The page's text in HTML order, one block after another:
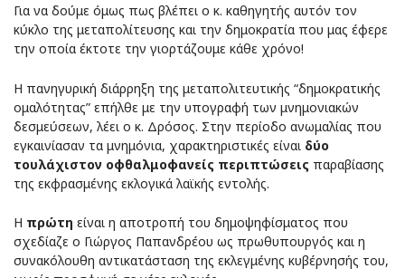
Για να δούμε όμως πως βλέπει ο κ. καθηγητής αυτόν τον
κύκλο της μεταπολίτευσης και την δημοκρατία που μας έφερε
την οποία έκτοτε την γιορτάζουμε κάθε χρόνο!
Η πανηγυρική διάρρηξη της μεταπολιτευτικής “δημοκρατικής
ομαλότητας” επήλθε με την υπογραφή των μνημονιακών
δεσμεύσεων, λέει ο κ. Δρόσος. Στην περίοδο ανωμαλίας που
εγκαινίασαν τα μνημόνια, χαρακτηριστικές είναι δύο
τουλάχιστον οφθαλμοφανείς περιπτώσεις παραβίασης
της εκφρασμένης εκλογικά λαϊκής εντολής.
Η πρώτη είναι η αποτροπή του δημοψηφίσματος που
σχεδίαζε ο Γιώργος Παπανδρέου ως πρωθυπουργός και η
συνακόλουθη αντικατάσταση της εκλεγμένης κυβέρνησής του,